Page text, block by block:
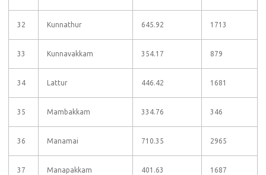
32 Kunnathur 645.92 1713
33 Kunnavakkam 354.17 879
34 Lattur 446.42 1681
35 Mambakkam 334.76 346
36 Manamai 710.35 2965
37 Manapakkam 401.63 1687